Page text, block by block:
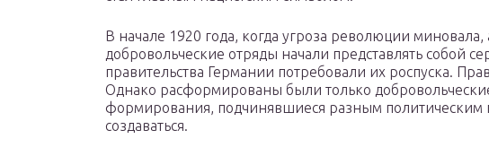
В начале 1920 года, когда угроза революции
добровольческие отряды начали представлять собой
правительства Германии потребовали их роспуска.
Однако расформированы были только
формирования, подчинявшиеся разным политическим
создаваться.